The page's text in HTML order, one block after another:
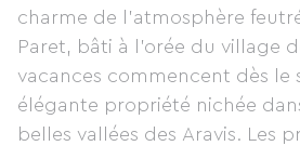
charme de l’atmosphère
Paret, bâti à l’orée du village
vacances commencent dès le
élégante propriété nichée
belles vallées des Aravis. Les